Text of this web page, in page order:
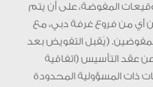
المفوضة، على أن يتم
أي من فروع غرفة دبي، مع
(يُقبل التفويض بعد
عقد التأسيس (اتفاقية
ذات المسؤولية المحدودة